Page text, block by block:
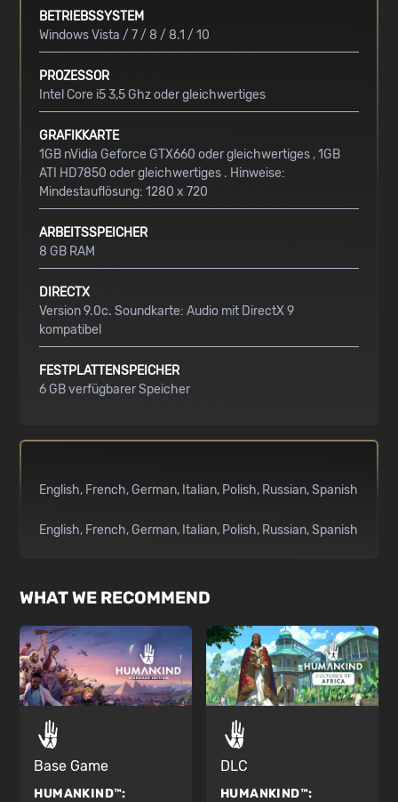
BETRIEBSSYSTEM
Windows Vista / 7 / 8 / 8.1 / 10
PROZESSOR
Intel Core i5 3,5 Ghz oder gleichwertiges
GRAFIKKARTE
1GB nVidia Geforce GTX660 oder gleichwertiges , 1GB
ATI HD7850 oder gleichwertiges . Hinweise:
Mindestauflösung: 1280 x 720
ARBEITSSPEICHER
8 GB RAM
DIRECTX
Version 9.0c. Soundkarte: Audio mit DirectX 9
kompatibel
FESTPLATTENSPEICHER
6 GB verfügbarer Speicher
English French German Italian Polish Russian Spanish
English French German Italian Polish Russian Spanish
WHAT WE RECOMMEND
Base Game
HUMANKIND™:
DLC
HUMANKIND™: